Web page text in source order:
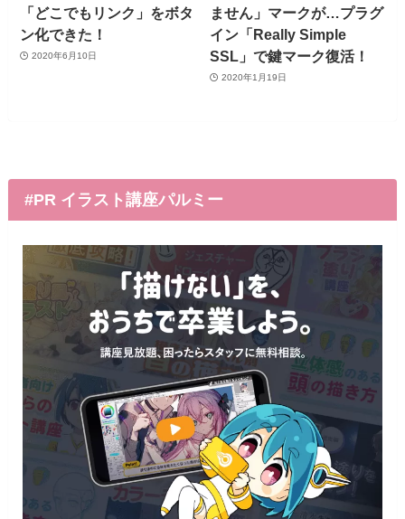
「どこでもリンク」をボタ
ン化できた！
2020年6月10日
ません」マークが…プラグ
イン「Really Simple
SSL」で鍵マーク復活！
2020年1月19日
#PR イラスト講座パルミー